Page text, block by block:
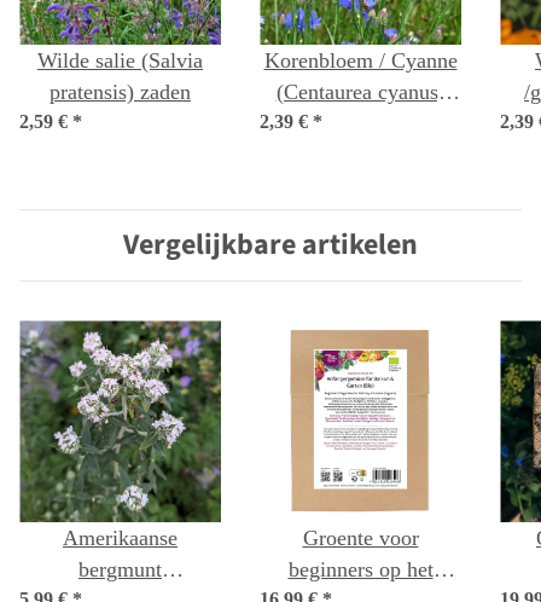
Wilde salie (Salvia
pratensis) zaden
2,59 € *
Korenbloem / Cyanne
(Centaurea cyanus)
2,39 € *
/
2,39
Vergelijkbare artikelen
Amerikaanse
bergmunt
Groente voor
beginners op het